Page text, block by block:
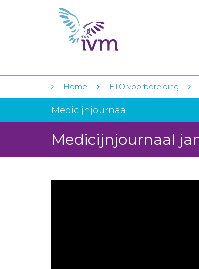
Home FTO voorbereiding
Medicijnjournaal
Medicijnjournaal